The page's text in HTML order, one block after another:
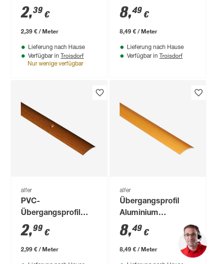
braun 1000 x 30 mm
2,39 €
2,39 € / Meter
Lieferung nach Hause
Verfügbar in Troisdorf
Nur wenige verfügbar
1000 x 30 x 3 mm
8,49 €
8,49 € / Meter
Lieferung nach Hause
Verfügbar in Troisdorf
alfer
PVC-
Übergangsprofil
eichefarben 1000 x
30 mm
2,99 €
2,99 € / Meter
alfer
Übergangsprofil
Aluminium
buchefarben 1000 x
30 mm
8,49 €
8,49 € / Meter